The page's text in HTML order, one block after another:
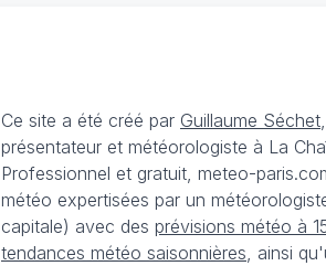
Ce site a été créé par Guillaume Séchet
présentateur et météorologiste à La
Professionnel et gratuit, meteo-
météo expertisées par un
capitale) avec des prévisions météo à
tendances météo saisonnières , ainsi